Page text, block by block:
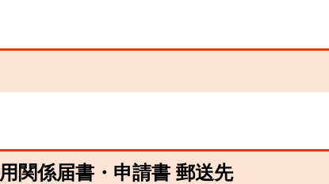
関係届書・申請書 郵送先